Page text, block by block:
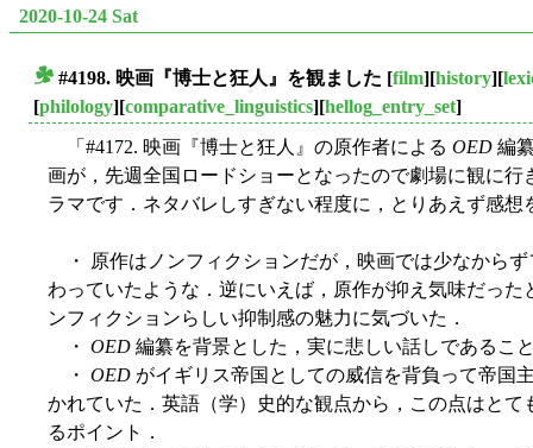
2020-10-24 Sat
#4198. 映画『博士と狂人』を観ました [film][history][
[philology][comparative_linguistics][hellog_entry_set]
「#4172. 映画『博士と狂人』の原作者による OED 編
画が，先週全国ロードショーとなったので劇場に観に行
ラマです．ネタバレしすぎない程度に，とりあえず感
・ 原作はノンフィクションだが，映画では少なから
わっていたような．逆にいえば，原作が抑え気味だっ
ンフィクションらしい抑制感の魅力に気づいた．
・ OED 編纂を背景とした，実に悲しい話しであるこ
・ OED がイギリス帝国としての威信を背負って帝国
かれていた．英語（学）史的な観点から，この点はと
るポイント．